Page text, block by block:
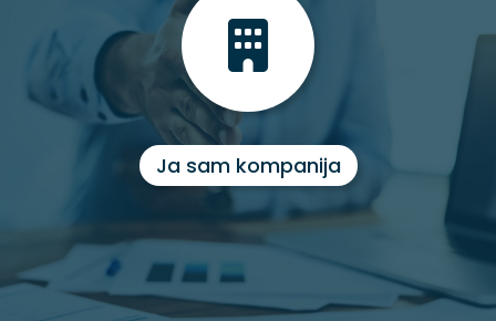
Ja sam kompanija